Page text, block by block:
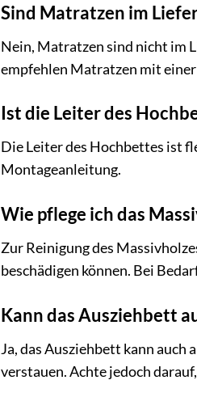
Sind Matratzen im
Nein, Matratzen sind nicht im
empfehlen Matratzen mit
Ist die Leiter des
Die Leiter des Hochbettes ist
Montageanleitung.
Wie pflege ich das
Zur Reinigung des
beschädigen können. Bei
Kann das Ausziehbett
Ja, das Ausziehbett kann auch
verstauen. Achte jedoch